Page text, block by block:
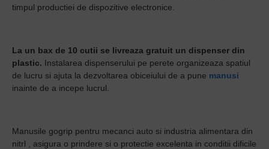
timpul productiei de dispozitive electronice.
La un bax de 10 cutii se livreaza gratuit un dispenser din
plastic. Instalarea dispenserului pe perete organizeaza spatiul
de lucru si ajuta la dezvoltarea obiceiului de a pune manusi
inainte de a incepe lucrul.
Manusile gogrip pentru mecanci auto si industria alimentara din
nitrl , asigura o prindere si o protectie excelenta in conditii dificile